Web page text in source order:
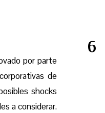
por parte
de
shocks
a considerar.